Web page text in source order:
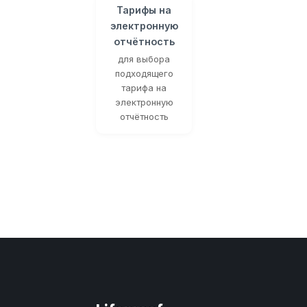
Тарифы на
электронную
отчётность
для выбора
подходящего
тарифа на
электронную
отчётность